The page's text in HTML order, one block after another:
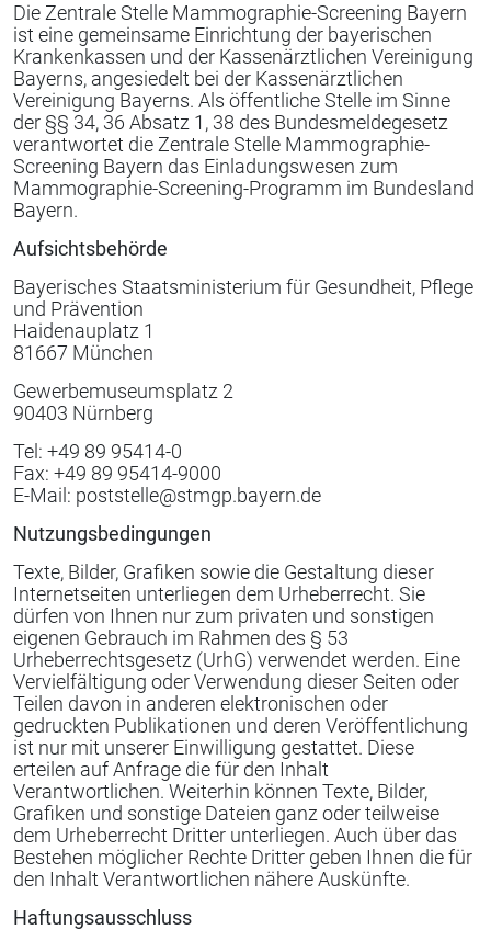
Die Zentrale Stelle Mammographie-Screening Bayern
ist eine gemeinsame Einrichtung der bayerischen
Krankenkassen und der Kassenärztlichen Vereinigung
Bayerns, angesiedelt bei der Kassenärztlichen
Vereinigung Bayerns. Als öffentliche Stelle im Sinne
der §§ 34, 36 Absatz 1, 38 des Bundesmeldegesetz
verantwortet die Zentrale Stelle Mammographie-
Screening Bayern das Einladungswesen zum
Mammographie-Screening-Programm im Bundesland
Bayern.
Aufsichtsbehörde
Bayerisches Staatsministerium für Gesundheit, Pflege
und Prävention
Haidenauplatz 1
81667 München
Gewerbemuseumsplatz 2
90403 Nürnberg
Tel: +49 89 95414-0
Fax: +49 89 95414-9000
E-Mail: poststelle@stmgp.bayern.de
Nutzungsbedingungen
Texte, Bilder, Grafiken sowie die Gestaltung dieser
Internetseiten unterliegen dem Urheberrecht. Sie
dürfen von Ihnen nur zum privaten und sonstigen
eigenen Gebrauch im Rahmen des § 53
Urheberrechtsgesetz (UrhG) verwendet werden. Eine
Vervielfältigung oder Verwendung dieser Seiten oder
Teilen davon in anderen elektronischen oder
gedruckten Publikationen und deren Veröffentlichung
ist nur mit unserer Einwilligung gestattet. Diese
erteilen auf Anfrage die für den Inhalt
Verantwortlichen. Weiterhin können Texte, Bilder,
Grafiken und sonstige Dateien ganz oder teilweise
dem Urheberrecht Dritter unterliegen. Auch über das
Bestehen möglicher Rechte Dritter geben Ihnen die für
den Inhalt Verantwortlichen nähere Auskünfte.
Haftungsausschluss